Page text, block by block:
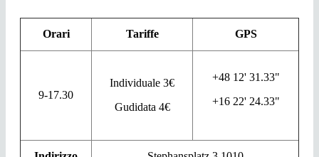
Orari Tariffe GPS
9-17.30
Individuale 3€
Gudidata 4€
+48 12' 31.33"
+16 22' 24.33"